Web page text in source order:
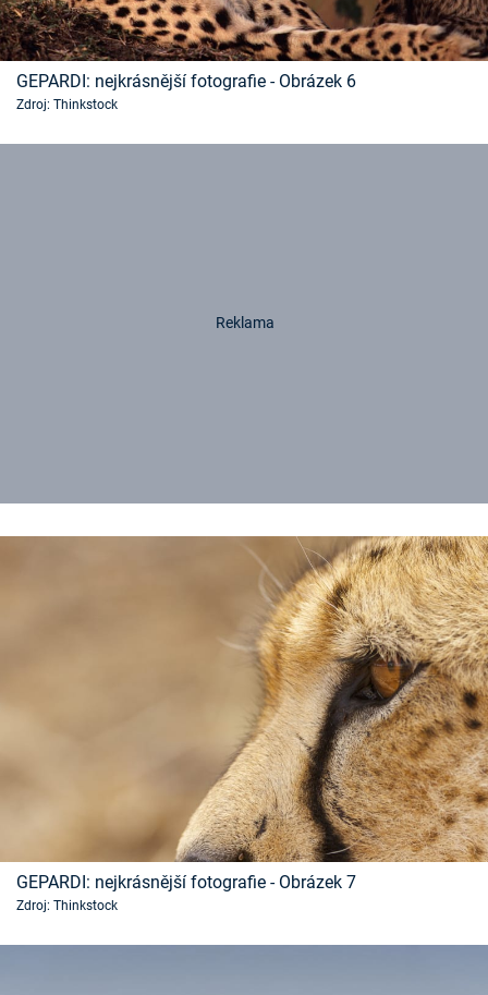
GEPARDI: nejkrásnější fotografie - Obrázek 6
Zdroj: Thinkstock
GEPARDI: nejkrásnější fotografie - Obrázek 7
Zdroj: Thinkstock